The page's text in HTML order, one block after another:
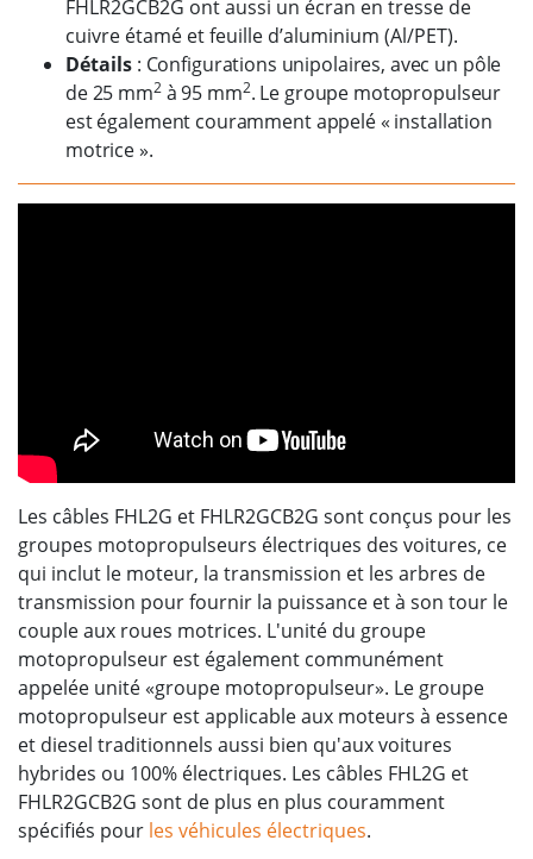
FHLR2GCB2G ont aussi un écran en tresse de
cuivre étamé et feuille d’aluminium (Al/PET).
Détails : Configurations unipolaires, avec un pôle
de 25 mm2à 95 mm2. Le groupe motopropulseur
est également couramment appelé « installation
motrice ».
Les câbles FHL2G et FHLR2GCB2G sont conçus pour les
groupes motopropulseurs électriques des voitures, ce
qui inclut le moteur, la transmission et les arbres de
transmission pour fournir la puissance et à son tour le
couple aux roues motrices. L'unité du groupe
motopropulseur est également communément
appelée unité «groupe motopropulseur». Le groupe
motopropulseur est applicable aux moteurs à essence
et diesel traditionnels aussi bien qu'aux voitures
hybrides ou 100% électriques. Les câbles FHL2G et
FHLR2GCB2G sont de plus en plus couramment
spécifiés pour les véhicules électriques.